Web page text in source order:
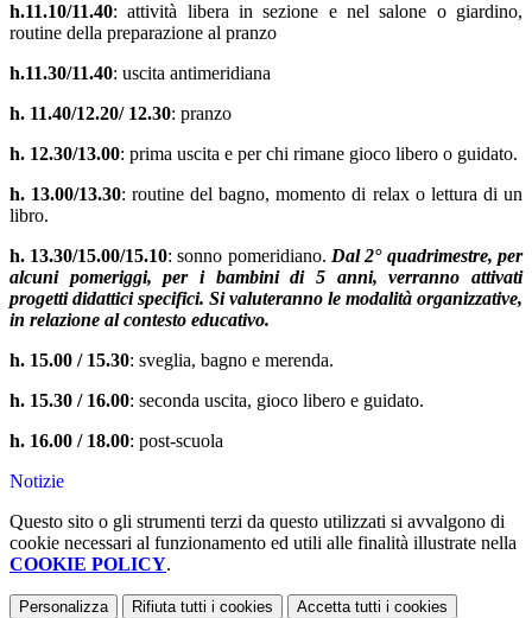
h.11.10/11.40: attività libera in sezione e nel salone o giardino,
routine della preparazione al pranzo
h.11.30/11.40: uscita antimeridiana
h. 11.40/12.20/ 12.30: pranzo
h. 12.30/13.00: prima uscita e per chi rimane gioco libero o guidato.
h. 13.00/13.30: routine del bagno, momento di relax o lettura di un
libro.
h. 13.30/15.00/15.10: sonno pomeridiano. Dal 2° quadrimestre, per
alcuni pomeriggi, per i bambini di 5 anni, verranno attivati
progetti didattici specifici. Si valuteranno le modalità organizzative,
in relazione al contesto educativo.
h. 15.00 / 15.30: sveglia, bagno e merenda.
h. 15.30 / 16.00: seconda uscita, gioco libero e guidato.
h. 16.00 / 18.00: post-scuola
Notizie
Questo sito o gli strumenti terzi da questo utilizzati si avvalgono di
cookie necessari al funzionamento ed utili alle finalità illustrate nella
COOKIE POLICY.
Personalizza Rifiuta tutti i cookies Accetta tutti i cookies